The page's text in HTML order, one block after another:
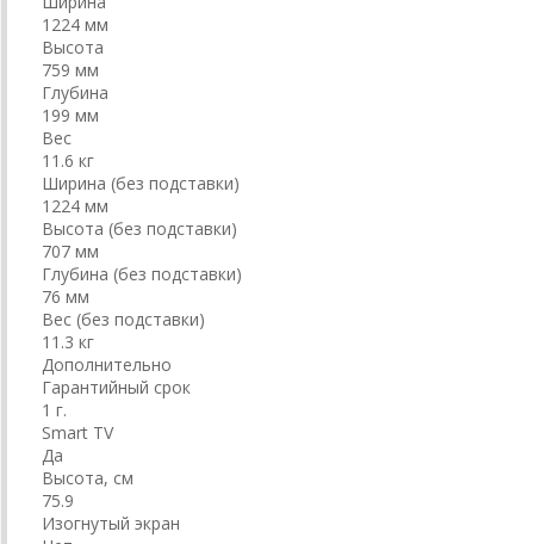
1224 мм
Высота
759 мм
Глубина
199 мм
Вес
11.6 кг
Ширина (без подставки)
1224 мм
Высота (без подставки)
707 мм
Глубина (без подставки)
76 мм
Вес (без подставки)
11.3 кг
Дополнительно
Гарантийный срок
1 г.
Smart TV
Да
Высота, см
75.9
Изогнутый экран